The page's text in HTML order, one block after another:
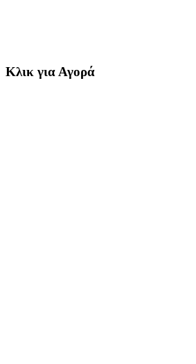
Κλικ για Αγορά